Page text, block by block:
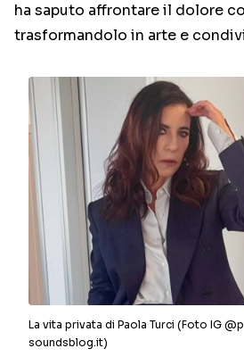
ha saputo affrontare il dolore
trasformandolo in arte e
La vita privata di Paola Turci (Foto IG
soundsblog.it)